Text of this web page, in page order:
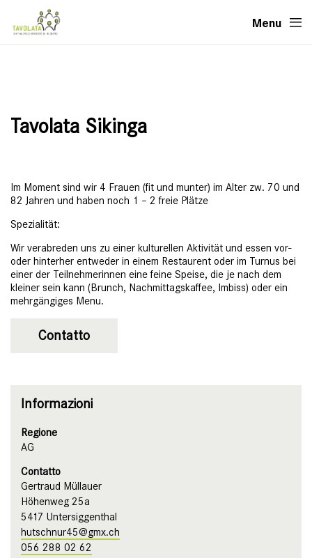
Menu
Tavolata Sikinga
Im Moment sind wir 4 Frauen (fit und munter) im Alter zw. 70 und
82 Jahren und haben noch 1 – 2 freie Plätze
Spezialität:
Wir verabreden uns zu einer kulturellen Aktivität und essen vor-
oder hinterher entweder in einem Restaurent oder im Turnus bei
einer der Teilnehmerinnen eine feine Speise, die je nach dem
kleiner sein kann (Brunch, Nachmittagskaffee, Imbiss) oder ein
mehrgängiges Menu.
Contatto
Informazioni
Regione
AG
Contatto
Gertraud Müllauer
Höhenweg 25a
5417 Untersiggenthal
hutschnur45@gmx.ch
056 288 02 62